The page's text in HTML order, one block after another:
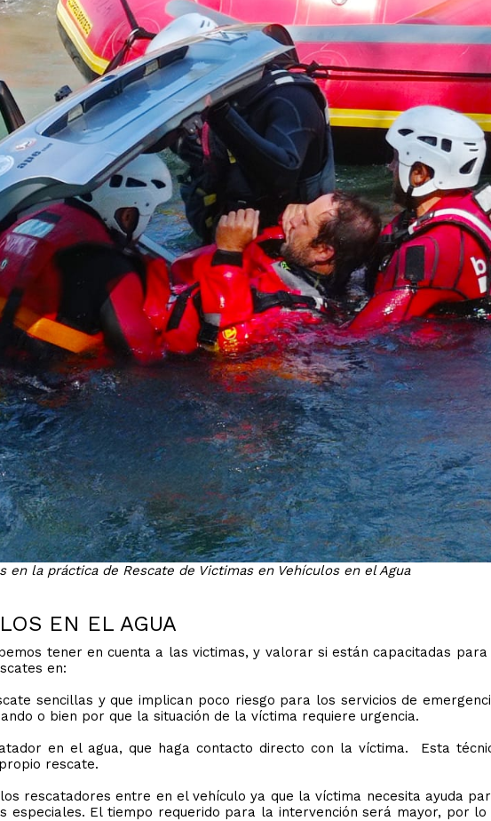
en la práctica de Rescate de Victimas en Vehículos en el Agua
EN EL AGUA
tener en cuenta a las victimas, y valorar si están capacitadas
en:
sencillas y que implican poco riesgo para los servicios de
o bien por que la situación de la víctima requiere urgencia.
en el agua, que haga contacto directo con la víctima. Esta
rescate.
los rescatadores entre en el vehículo ya que la víctima necesita ayuda
especiales. El tiempo requerido para la intervención será mayor, por